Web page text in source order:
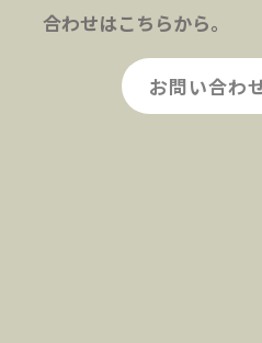
合わせはこちらから。
お問い合わ